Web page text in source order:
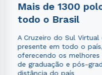
Mais de 1300
todo o Brasil
A Cruzeiro do Sul Virtual
presente em todo o
oferecendo os melhores
de graduação e pós-
distância do país
Estou de acordo com a
autorizo que meus
envio de conteúdos da